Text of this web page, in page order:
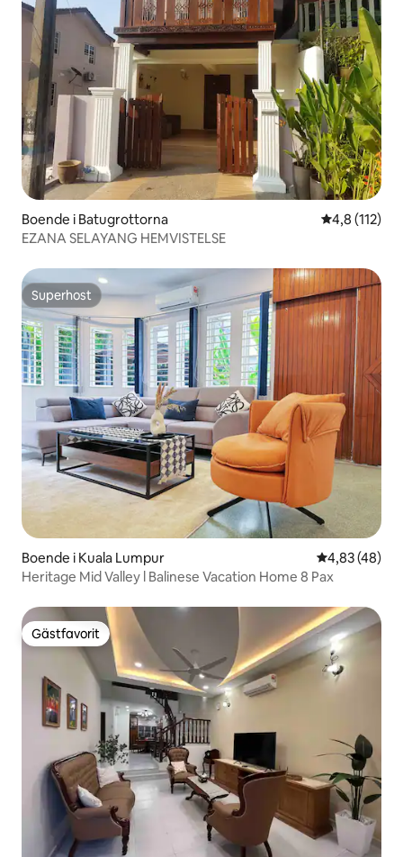
Boende i Batugrottorna 4,8 av 5 i
4,8 (112)
EZANA SELAYANG HEMVISTELSE
Superhost
Superhost
Boende i Kuala Lumpur 4,83 av 5 i
4,83 (48)
Heritage Mid Valley l Balinese Vacation Home 8 Pax
Gästfavorit
Gästfavorit